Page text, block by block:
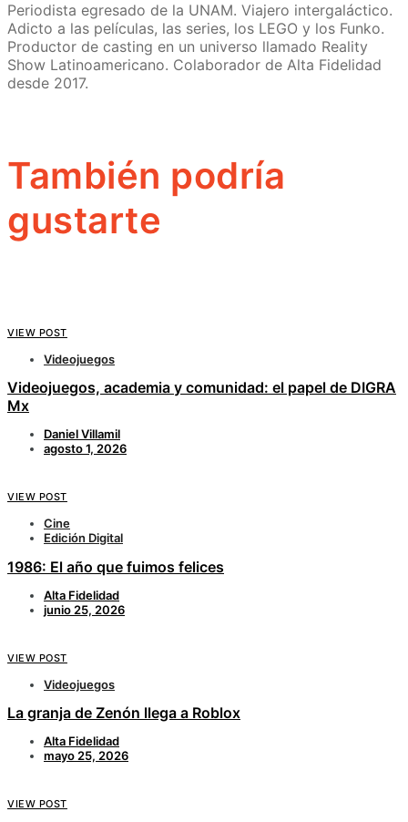
Periodista egresado de la UNAM. Viajero intergaláctico.
Adicto a las películas, las series, los LEGO y los Funko.
Productor de casting en un universo llamado Reality
Show Latinoamericano. Colaborador de Alta Fidelidad
desde 2017.
También podría
gustarte
VIEW POST
Videojuegos
Videojuegos, academia y comunidad: el papel de DIGRA
Mx
Daniel Villamil
agosto 1, 2026
VIEW POST
Cine
Edición Digital
1986: El año que fuimos felices
Alta Fidelidad
junio 25, 2026
VIEW POST
Videojuegos
La granja de Zenón llega a Roblox
Alta Fidelidad
mayo 25, 2026
VIEW POST